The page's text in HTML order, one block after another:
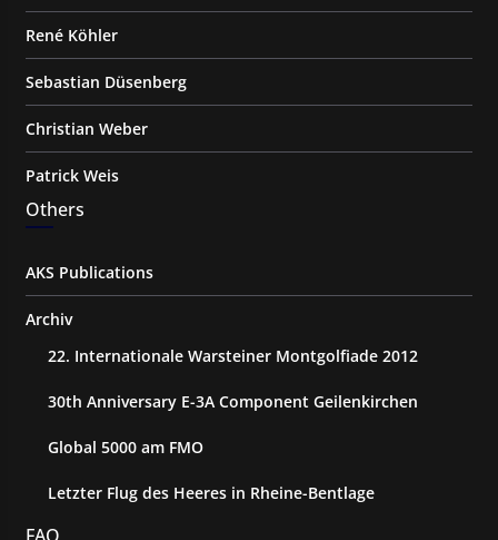
René Köhler
Sebastian Düsenberg
Christian Weber
Patrick Weis
Others
AKS Publications
Archiv
22. Internationale Warsteiner Montgolfiade 2012
30th Anniversary E-3A Component Geilenkirchen
Global 5000 am FMO
Letzter Flug des Heeres in Rheine-Bentlage
FAQ